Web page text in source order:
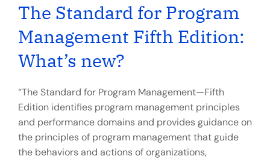
The Standard for Program
Management Fifth Edition:
What’s new?
“The Standard for Program Management—Fifth
Edition identifies program management principles
and performance domains and provides guidance on
the principles of program management that guide
the behaviors and actions of organizations,